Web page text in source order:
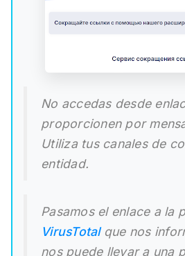
No accedas desde
proporcionen por
Utiliza tus canales de
entidad.
Pasamos el enlace a la
VirusTotalque nos
nos puede llevar a una